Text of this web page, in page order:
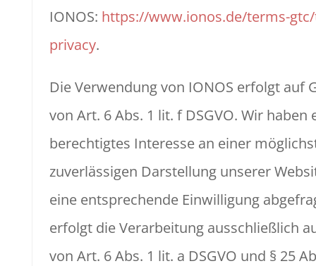
IONOS: https://www.ionos.de/terms-
privacy.
Die Verwendung von IONOS erfolgt auf
von Art. 6 Abs. 1 lit. f DSGVO. Wir haben
berechtigtes Interesse an einer
zuverlässigen Darstellung unserer
eine entsprechende Einwilligung
erfolgt die Verarbeitung ausschließlich
von Art. 6 Abs. 1 lit. a DSGVO und § 25